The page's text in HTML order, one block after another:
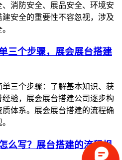
消防安全、展品安全、环境安
安全的重要性不容忽视，涉及
三个步骤，展会展台搭建
三个步骤：了解基本知识、获
验，展会展台搭建公司逐步构
体系。展会展台搭建的流程确
么写？展台搭建的流程规